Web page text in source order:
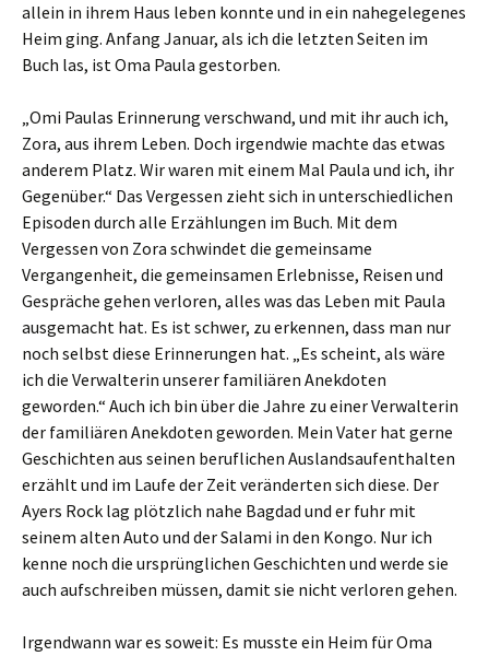
allein in ihrem Haus leben konnte und in ein nahegelegenes
Heim ging. Anfang Januar, als ich die letzten Seiten im
Buch las, ist Oma Paula gestorben.
„Omi Paulas Erinnerung verschwand, und mit ihr auch ich,
Zora, aus ihrem Leben. Doch irgendwie machte das etwas
anderem Platz. Wir waren mit einem Mal Paula und ich, ihr
Gegenüber.“ Das Vergessen zieht sich in unterschiedlichen
Episoden durch alle Erzählungen im Buch. Mit dem
Vergessen von Zora schwindet die gemeinsame
Vergangenheit, die gemeinsamen Erlebnisse, Reisen und
Gespräche gehen verloren, alles was das Leben mit Paula
ausgemacht hat. Es ist schwer, zu erkennen, dass man nur
noch selbst diese Erinnerungen hat. „Es scheint, als wäre
ich die Verwalterin unserer familiären Anekdoten
geworden.“ Auch ich bin über die Jahre zu einer Verwalterin
der familiären Anekdoten geworden. Mein Vater hat gerne
Geschichten aus seinen beruflichen Auslandsaufenthalten
erzählt und im Laufe der Zeit veränderten sich diese. Der
Ayers Rock lag plötzlich nahe Bagdad und er fuhr mit
seinem alten Auto und der Salami in den Kongo. Nur ich
kenne noch die ursprünglichen Geschichten und werde sie
auch aufschreiben müssen, damit sie nicht verloren gehen.
Irgendwann war es soweit: Es musste ein Heim für Oma